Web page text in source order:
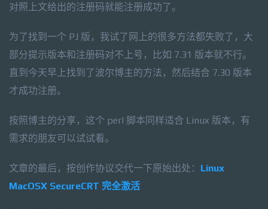
对照上文给出的注册码就能注册成功了。
为了找到一个 PJ 版，我试了网上的很多方法都失败了，大
部分提示版本和注册码对不上号，比如 7.31 版本就不行。
直到今天早上找到了波尔博主的方法，然后结合 7.30 版本
才成功注册。
按照博主的分享，这个 perl 脚本同样适合 Linux 版本，有
需求的朋友可以试试看。
文章的最后，按创作协议交代一下原始出处： Linux
MacOSX SecureCRT 完全激活